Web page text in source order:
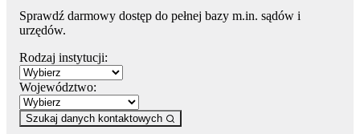
Sprawdź darmowy dostęp do pełnej bazy m.in. sądów i
urzędów.
Rodzaj instytucji:
Województwo:
Szukaj danych kontaktowych